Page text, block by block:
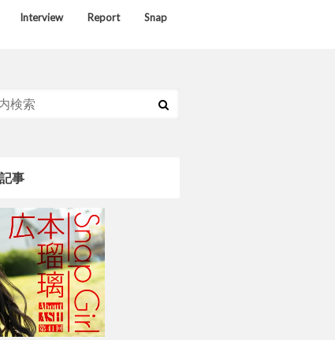
Interview Report Snap
事